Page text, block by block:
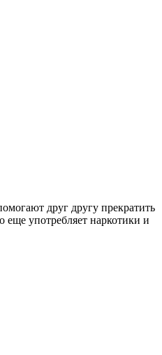
друг другу прекратить
употребляет наркотики и